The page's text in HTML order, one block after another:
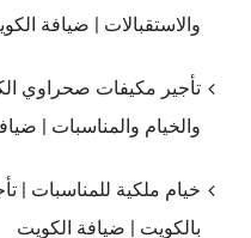
والاستقبالات | ضيافة
تأجير مكيفات صحراوي
والخيام والمناسبات |
خيام ملكية للمناسبات |
بالكويت | ضيافة الكويت